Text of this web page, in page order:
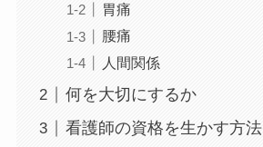
胃痛
腰痛
人間関係
何を大切にするか
看護師の資格を生かす方法